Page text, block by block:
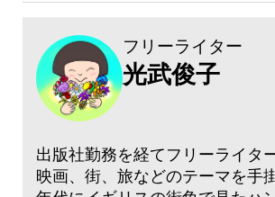
フリーライター
光武俊子
出版社勤務を経てフリーライタ
映画、街、旅などのテーマを手